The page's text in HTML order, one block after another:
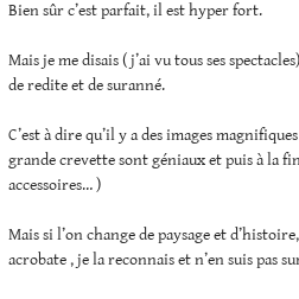
Bien sûr c’est parfait, il est hyper fort.
Mais je me disais ( j’ai vu tous ses
de redite et de suranné.
C’est à dire qu’il y a des images
grande crevette sont géniaux et puis à la
accessoires… )
Mais si l’on change de paysage et
acrobate , je la reconnais et n’en suis pas